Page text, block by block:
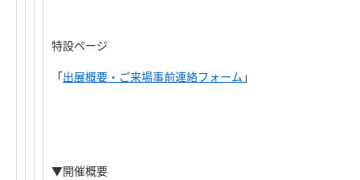
特設ページ
「出展概要・ご来場事前連絡フォーム 」
▼開催概要